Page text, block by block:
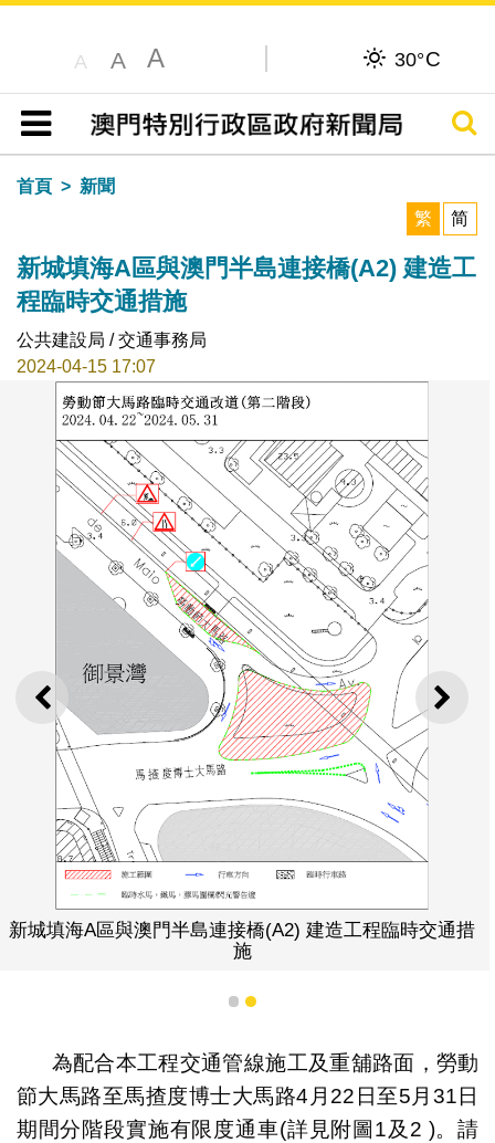
A A A 30°C
目錄
搜尋
首頁
新聞
繁
简
新城填海A區與澳門半島連接橋(A2) 建造工
程臨時交通措施
公共建設局 / 交通事務局
2024-04-15 17:07
上一則 下一
新城填海A區與澳門半島連接橋(A2) 建造工程臨時交通措
施
1 2
為配合本工程交通管線施工及重舖路面，勞動
節大馬路至馬揸度博士大馬路4月22日至5月31日
期間分階段實施有限度通車(詳見附圖1及2 )。請